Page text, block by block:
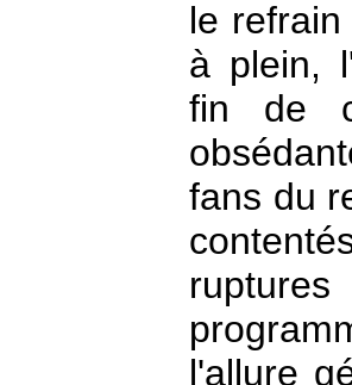
le
à plein,
fin de
fans du
l'allure